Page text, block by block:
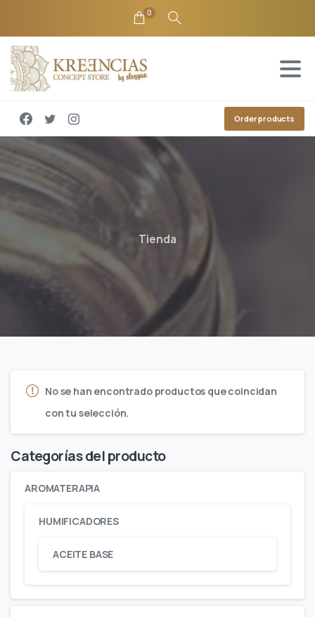
0
Order products
Tienda
No se han encontrado productos que coincidan
con tu selección.
Categorías del producto
AROMATERAPIA
HUMIFICADORES
ACEITE BASE